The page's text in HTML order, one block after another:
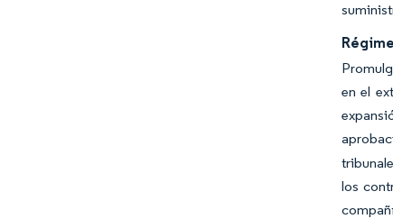
en el
los